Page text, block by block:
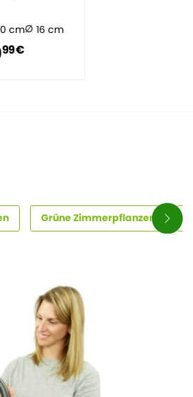
cm 16 cm
99 €
Grüne Zimmerpflanzen